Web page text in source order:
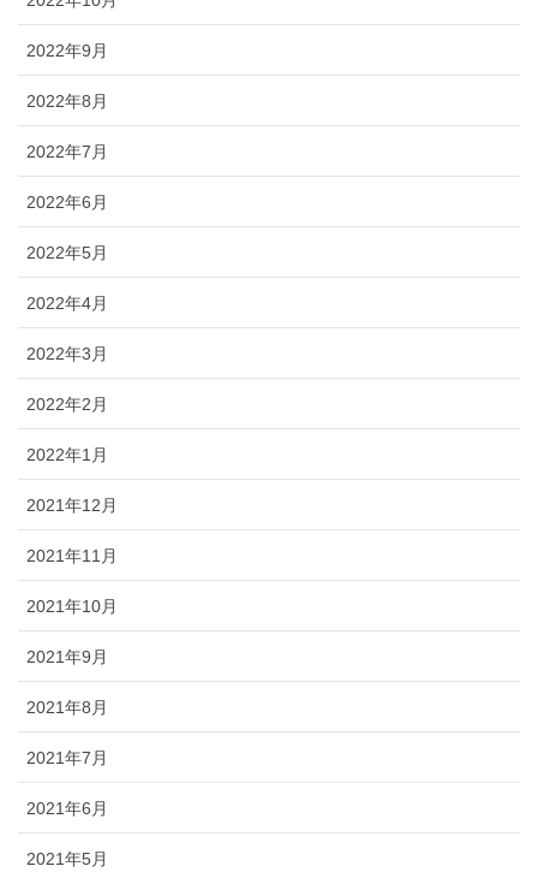
2022年9月
2022年8月
2022年7月
2022年6月
2022年5月
2022年4月
2022年3月
2022年2月
2022年1月
2021年12月
2021年11月
2021年10月
2021年9月
2021年8月
2021年7月
2021年6月
2021年5月